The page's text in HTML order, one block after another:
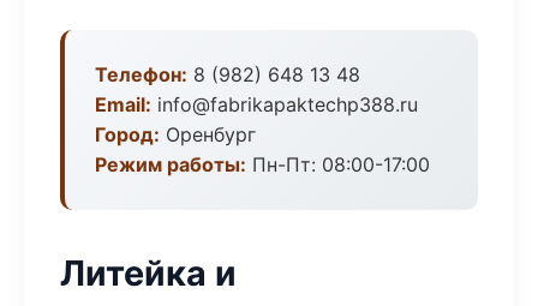
Телефон: 8 (982) 648 13 48
Email: info@fabrikapaktechp388.ru
Город: Оренбург
Режим работы: Пн-Пт: 08:00-17:00
Литейка и